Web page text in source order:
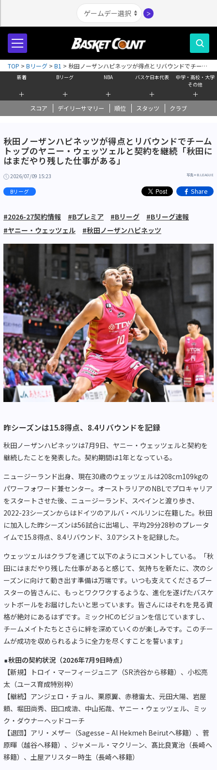
＞
新着
＋
Bリーグ
＋
NBA
＋
バスケ日本代表
＋
中学・高校・大学
その他
＋
スコア デイリーサマリー 順位 スタッツ クラブ
TOP > Bリーグ > B1 > 秋田ノーザンハピネッツが得点とリバウンドでチーム
トップのヤニー・ウェッツェルと契約を継続「秋田にはまだやり残した仕事
がある」
秋田ノーザンハピネッツが得点とリバウンドでチーム
トップのヤニー・ウェッツェルと契約を継続「秋田に
はまだやり残した仕事がある」
2026/07/09 15:23 写真＝B.LEAGUE
Bリーグ Share
#2026-27契約情報 #Bプレミア #Bリーグ
#Bリーグ速報
#ヤニー・ウェッツェル
#秋田ノーザンハピネッツ
昨シーズンは15.8得点、8.4リバウンドを記録
秋田ノーザンハピネッツは7月9日、ヤニー・ウェッツェルと契約を
継続したことを発表した。契約期間は1年となっている。
ニュージーランド出身、現在30歳のウェッツェルは208cm109kgの
パワーフォワード兼センター。オーストラリアのNBLでプロキャリア
をスタートさせた後、ニュージーランド、スペインと渡り歩き、
2022-23シーズンからはドイツのアルバ・ベルリンに在籍した。秋田
に加入した昨シーズンは56試合に出場し、平均29分28秒のプレータ
イムで15.8得点、8.4リバウンド、3.0アシストを記録した。
ウェッツェルはクラブを通じて以下のようにコメントしている。「秋
田にはまだやり残した仕事があると感じて、気持ちを新たに、次のシ
ーズンに向けて動き出す準備は万端です。いつも支えてくださるブー
スターの皆さんに、もっとワクワクするような、進化を遂げたバスケ
ットボールをお届けしたいと思っています。皆さんにはそれを見る資
格が絶対にあるはずです。ミックHCのビジョンを信じていますし、
チームメイトたちとさらに絆を深めていくのが楽しみです。このチー
ムが成功を収められるように全力を尽くすことを誓います」
秋田の契約状況（2026年7月9日時点）
【新規】トロイ・マーフィージュニア（SR渋谷から移籍）、小松亮
太（ユース育成特別枠）
【継続】アンジェロ・チョル、栗原翼、赤穂雷太、元田大陽、岩屋
頼、堀田尚秀、田口成浩、中山拓哉、ヤニー・ウェッツェル、ミッ
ク・ダウナーヘッドコーチ
【退団】アリ・メザー（Sagesse – Al Hekmeh Beirutへ移籍）、菅
原暉（越谷へ移籍）、ジャメール・マクリーン、髙比良寛治（長崎へ
移籍）、土屋アリスター時生（長崎へ移籍）